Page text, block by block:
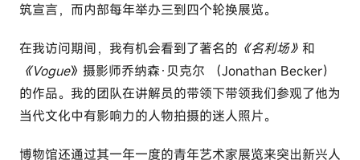
筑宣言，而内部每年举办三到四个轮换展览。
在我访问期间，我有机会看到了著名的 《名利场》 和
《Vogue》摄影师乔纳森·贝克尔 （Jonathan Becker）
的作品。我的团队在讲解员的带领下带领我们参观了他为
当代文化中有影响力的人物拍摄的迷人照片。
博物馆还通过其一年一度的青年艺术家展览来突出新兴人